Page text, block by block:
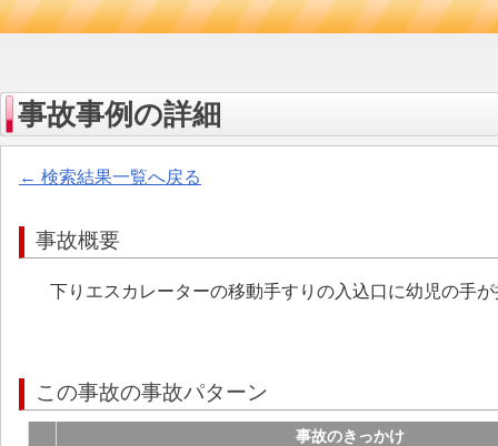
事故事例の詳細
← 検索結果一覧へ戻る
事故概要
下りエスカレーターの移動手すりの入込口に幼児の手
この事故の事故パターン
事故のきっかけ